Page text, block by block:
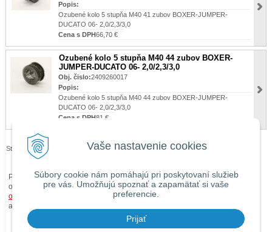
Vaše nastavenie cookies
Súbory cookie nám pomáhajú pri poskytovaní služieb
pre vás. Umožňujú spoznať a zapamätať si vaše
preferencie.
Prijať
Popis:
Ozubené kolo 5 stupňa M40 41 zubov BOXER-JUMPER-
DUCATO 06- 2,0/2,3/3,0
Cena s DPH66,70 €
Ozubené kolo 5 stupňa M40 44 zubov BOXER-
JUMPER-DUCATO 06- 2,0/2,3/3,0
Obj. čislo:2409260017
Popis:
Ozubené kolo 5 stupňa M40 44 zubov BOXER-JUMPER-
DUCATO 06- 2,0/2,3/3,0
Cena s DPH81 €
Stránky: 1
Pri zaslaní tovaru mimo územia Slovenskej republiky budú ku každej
objednávke prirátanénáklady na dopravu mimo územia SR podľa
obchodných podmienok
. O cene Vás budeme vopred informovať telefonicky
alebo e-mailom.